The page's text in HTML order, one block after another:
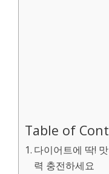
Table of
다이어트에 딱!
력 충전하세요